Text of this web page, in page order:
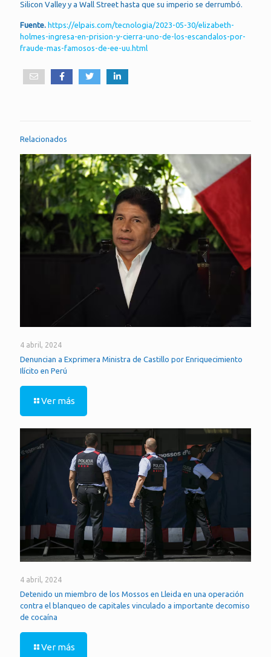
Silicon Valley y a Wall Street hasta que su imperio se derrumbó.
Fuente. https://elpais.com/tecnologia/2023-05-30/elizabeth-
holmes-ingresa-en-prision-y-cierra-uno-de-los-escandalos-por-
fraude-mas-famosos-de-ee-uu.html
Relacionados
4 abril, 2024
Denuncian a Exprimera Ministra de Castillo por Enriquecimiento
Ilícito en Perú
Ver más
4 abril, 2024
Detenido un miembro de los Mossos en Lleida en una operación
contra el blanqueo de capitales vinculado a importante decomiso
de cocaína
Ver más